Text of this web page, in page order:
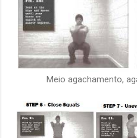
Meio agachamento,